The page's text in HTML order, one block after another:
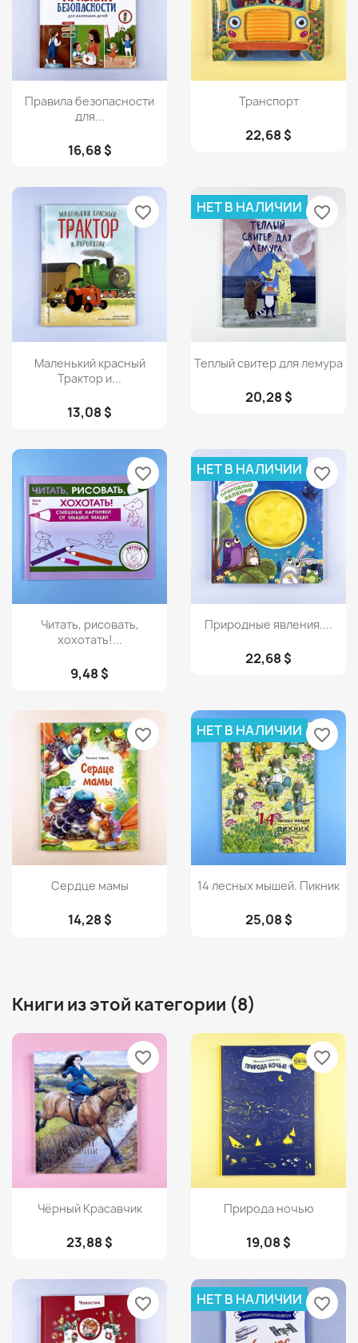
Просмотр
Правила безопасности
для...
16,68 $
Просмотр
Транспорт
22,68 $
Просмотр
Маленький красный
Трактор и...
13,08 $
favorite_border
Просмотр
Теплый свитер для лемура
20,28 $
НЕТ В НАЛИЧИИ favorite_border
Просмотр
Читать, рисовать,
хохотать!...
9,48 $
favorite_border
Просмотр
Природные явления....
22,68 $
НЕТ В НАЛИЧИИ favorite_border
Просмотр
Сердце мамы
14,28 $
favorite_border
Просмотр
14 лесных мышей. Пикник
25,08 $
НЕТ В НАЛИЧИИ favorite_border
Книги из этой категории (8)
Просмотр
Чёрный Красавчик
23,88 $
favorite_border
Просмотр
Природа ночью
19,08 $
favorite_border
favorite_border НЕТ В НАЛИЧИИ favorite_border